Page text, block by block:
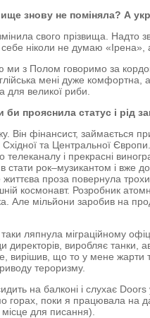
знову не поміняла? А
свого прізвища. Надто
себе ніколи не думаю
ми з Полом говоримо за
мені дуже комфортна,
для великої риби.
прояснила статус і рід
Він фінансист, займається
Східної та Центральної
телеканалу і прекрасні
стати рок–музикантом і вже
проза повернула
космонавт. Розробник
Але мільйони заробив на
ляпнула міграційному
виробляє танки,
вирішив, що то у мене жарти
тероризму.
на балконі і слухає
горах, поки я працювала на
для писання).